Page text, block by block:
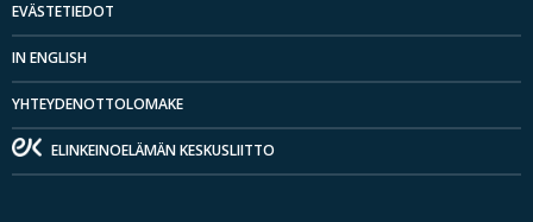
EVÄSTETIEDOT
IN ENGLISH
YHTEYDENOTTOLOMAKE
ELINKEINOELÄMÄN KESKUSLIITTO